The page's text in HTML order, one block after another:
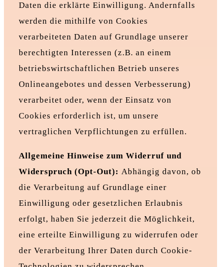
Daten die erklärte Einwilligung. Andernfalls
werden die mithilfe von Cookies
verarbeiteten Daten auf Grundlage unserer
berechtigten Interessen (z.B. an einem
betriebswirtschaftlichen Betrieb unseres
Onlineangebotes und dessen Verbesserung)
verarbeitet oder, wenn der Einsatz von
Cookies erforderlich ist, um unsere
vertraglichen Verpflichtungen zu erfüllen.
Allgemeine Hinweise zum Widerruf und
Widerspruch (Opt-Out): Abhängig davon, ob
die Verarbeitung auf Grundlage einer
Einwilligung oder gesetzlichen Erlaubnis
erfolgt, haben Sie jederzeit die Möglichkeit,
eine erteilte Einwilligung zu widerrufen oder
der Verarbeitung Ihrer Daten durch Cookie-